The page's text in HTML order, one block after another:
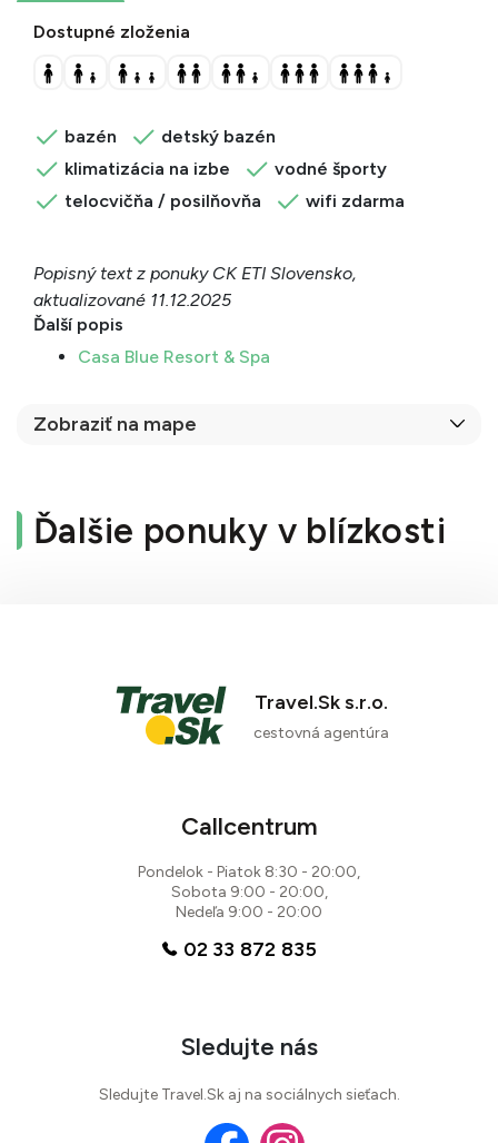
Dostupné zloženia
bazén
detský bazén
klimatizácia na izbe
vodné športy
telocvičňa / posilňovňa
wifi zdarma
Popisný text z ponuky CK ETI Slovensko,
aktualizované 11.12.2025
Ďalší popis
Casa Blue Resort & Spa
Zobraziť na mape
Ďalšie ponuky v blízkosti
Travel.Sk s.r.o.
cestovná agentúra
Callcentrum
Pondelok - Piatok 8:30 - 20:00,
Sobota 9:00 - 20:00,
Nedeľa 9:00 - 20:00
02 33 872 835
Sledujte nás
Sledujte Travel.Sk aj na sociálnych sieťach.